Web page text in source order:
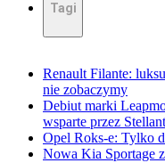
Tagi
Renault Filante:
nie zobaczymy
Debiut marki
wsparte przez
Opel Roks-e: Tylko
Nowa Kia Sportage